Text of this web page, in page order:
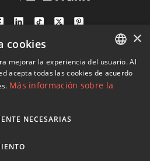
del Castillo 4
Office 3
Marbella
en mapa
952 765 138
ENGLISH
SPANISH
×
cookies
mejorar la experiencia del usuario. Al
acepta todas las cookies de acuerdo
Más información sobre la
NECESARIAS